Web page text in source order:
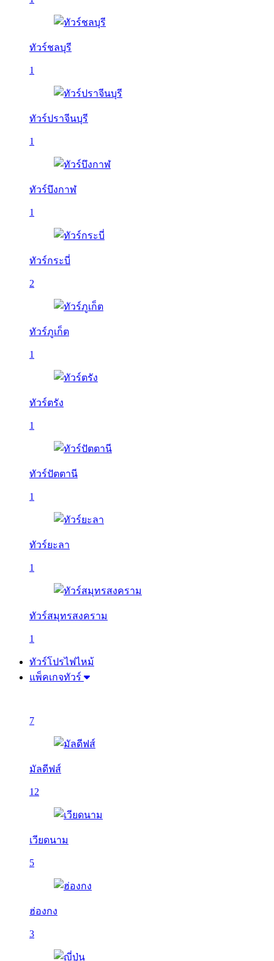
ทัวร์ชลบุรี
1
ทัวร์ปราจีนบุรี
1
ทัวร์บึงกาฬ
1
ทัวร์กระบี่
2
ทัวร์ภูเก็ต
1
ทัวร์ตรัง
1
ทัวร์ปัตตานี
1
ทัวร์ยะลา
1
ทัวร์สมุทรสงคราม
1
ทัวร์โปรไฟไหม้
แพ็คเกจทัวร์
7
มัลดีฟส์
12
เวียดนาม
5
ฮ่องกง
3